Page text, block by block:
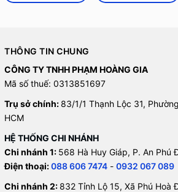
THÔNG TIN CHUNG
CÔNG TY TNHH PHẠM HOÀNG GIA
Mã số thuế: 0313851697
Trụ sở chính: 83/1/1 Thạnh Lộc 31,
HCM
HỆ THỐNG CHI NHÁNH
Chi nhánh 1: 568 Hà Huy Giáp, P. An Phú
Điện thoại:088 606 7474 - 0932 067 089
Chi nhánh 2: 832 Tỉnh Lộ 15, Xã Phú Hoà